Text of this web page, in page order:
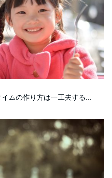
ムの作り方は一工夫する...